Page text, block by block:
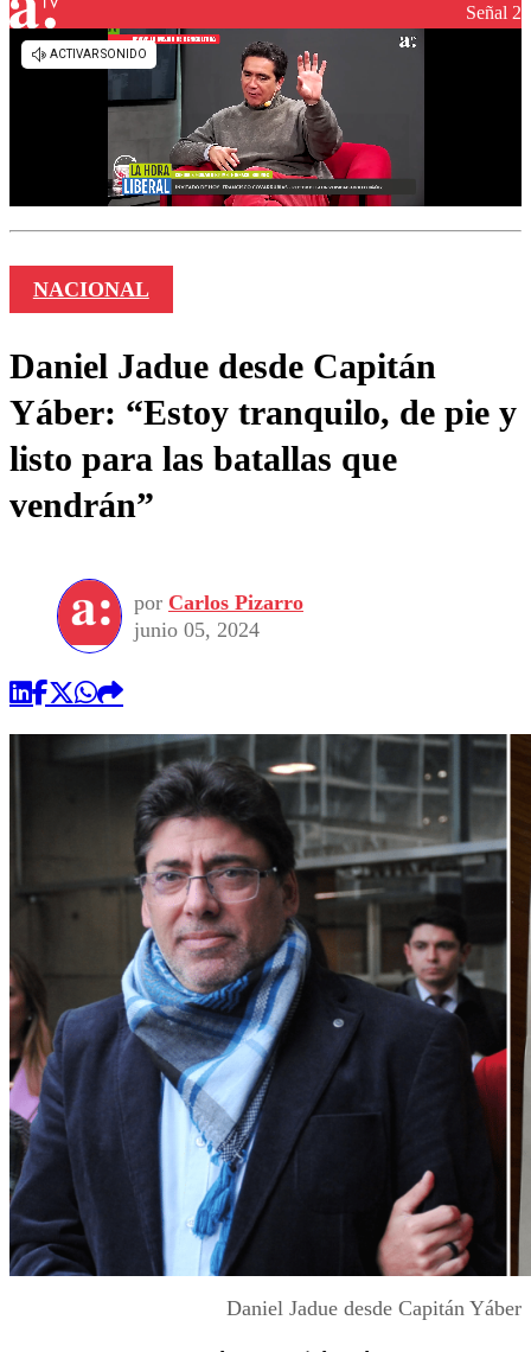
Señal 2
NACIONAL
Daniel Jadue desde Capitán
Yáber: “Estoy tranquilo, de pie y
listo para las batallas que
vendrán”
por Carlos Pizarro
junio 05, 2024
Daniel Jadue desde Capitán Yáber